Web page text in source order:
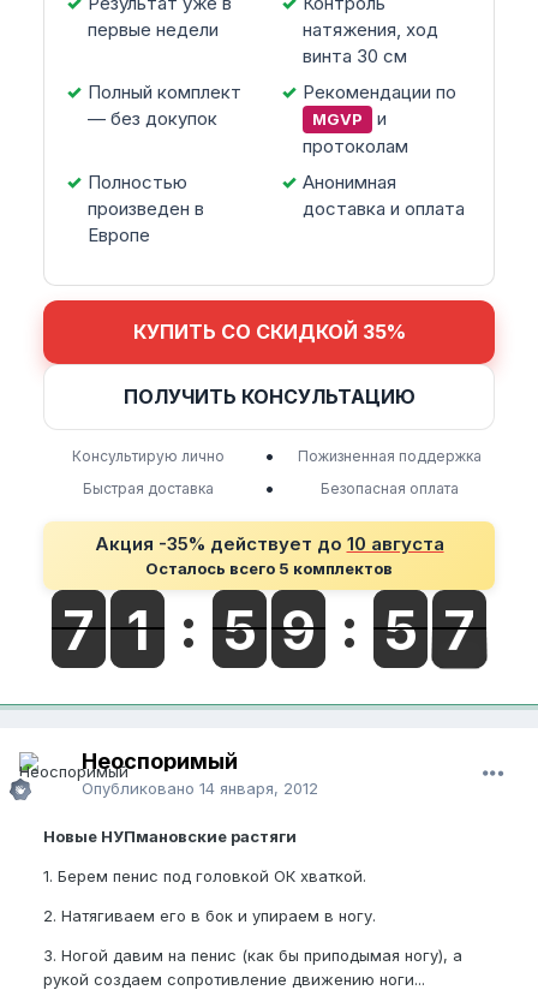
первые недели
натяжения, ход
винта 30 см
Полный комплект
— без докупок
Рекомендации по
MGVP
и
протоколам
Полностью
произведен в
Европе
Анонимная
доставка и оплата
КУПИТЬ СО СКИДКОЙ 35%
ПОЛУЧИТЬ КОНСУЛЬТАЦИЮ
Консультирую лично •
Пожизненная поддержка
Быстрая доставка
• Безопасная оплата
Акция -35% действует до 10 августа
Осталось всего 5 комплектов
Неоспоримый
Опубликовано 14 января, 2012
Новые НУПмановские растяги
1. Берем пенис под головкой ОК хваткой.
2. Натягиваем его в бок и упираем в ногу.
3. Ногой давим на пенис (как бы приподымая ногу), а
рукой создаем сопротивление движению ноги...